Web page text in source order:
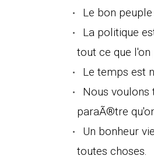
Le bon
La politique
tout ce que
Le temps est
Nous voulons
paraÃ®tre
Un bonheur
toutes choses.